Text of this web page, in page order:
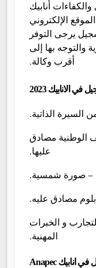
أنابيك
الإلكتروني
يرجى التوفر
والتوجه بها إلى
أقرب وكالة.
في الانابيك 2023
السيرة الذاتية.
الوطنية مصادق
عليها.
– صورة شمسية.
مصادق عليه.
و الخبرات
المهنية.
طريقة وخطوات التسجيل في انابيك Anapec